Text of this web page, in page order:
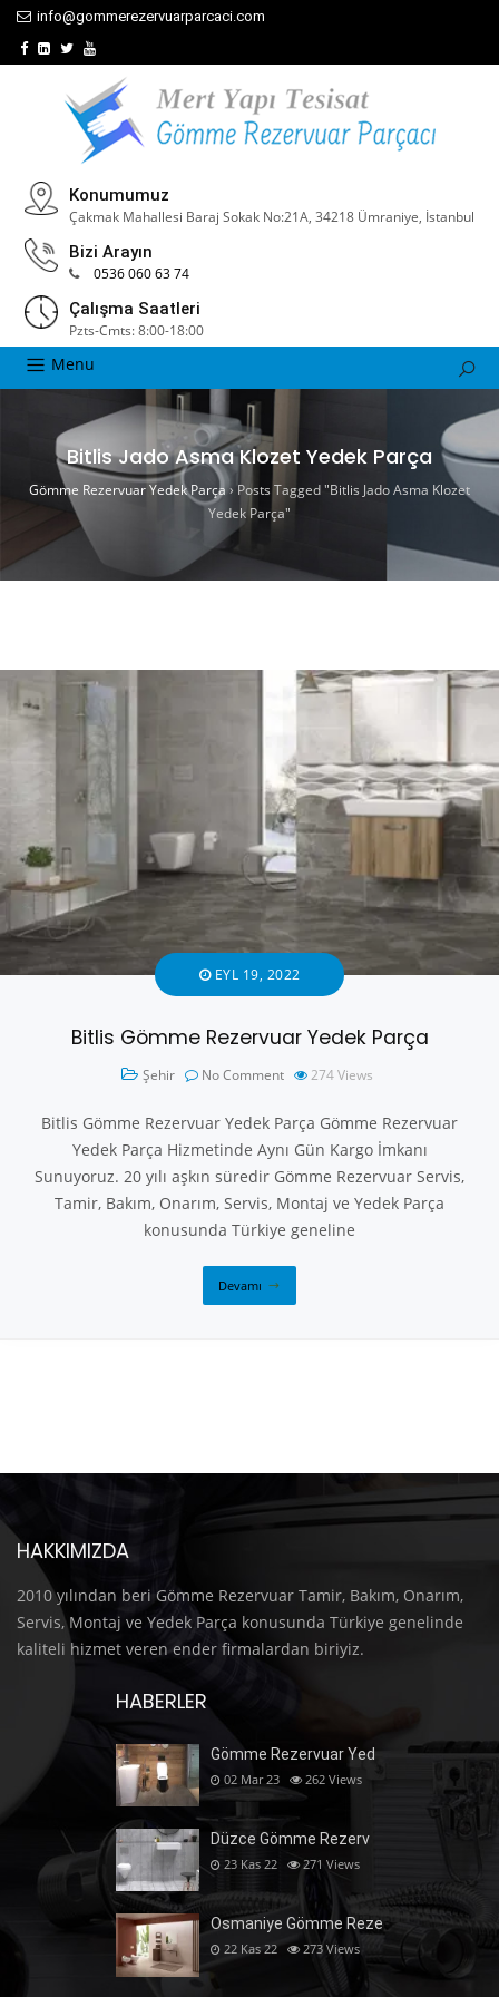
info@gommerezervuarparcaci.com
Konumumuz
Çakmak Mahallesi Baraj Sokak No:21A, 34218 Ümraniye, İstanbul
Bizi Arayın
0536 060 63 74
Çalışma Saatleri
Pzts-Cmts: 8:00-18:00
Menu
Bitlis Jado Asma Klozet Yedek Parça
Gömme Rezervuar Yedek Parça›Posts Tagged "Bitlis Jado Asma Klozet
Yedek Parça"
EYL 19, 2022
Bitlis Gömme Rezervuar Yedek Parça
Şehir No Comment 274Views
Bitlis Gömme Rezervuar Yedek Parça Gömme Rezervuar
Yedek Parça Hizmetinde Aynı Gün Kargo İmkanı
Sunuyoruz. 20 yılı aşkın süredir Gömme Rezervuar Servis,
Tamir, Bakım, Onarım, Servis, Montaj ve Yedek Parça
konusunda Türkiye geneline
Devamı
HAKKIMIZDA
2010 yılından beri Gömme Rezervuar Tamir, Bakım, Onarım,
Servis, Montaj ve Yedek Parça konusunda Türkiye genelinde
kaliteli hizmet veren ender firmalardan biriyiz.
HABERLER
Gömme Rezervuar Yed
02 Mar 23 262 Views
Düzce Gömme Rezerv
23 Kas 22 271 Views
Osmaniye Gömme Reze
22 Kas 22 273 Views